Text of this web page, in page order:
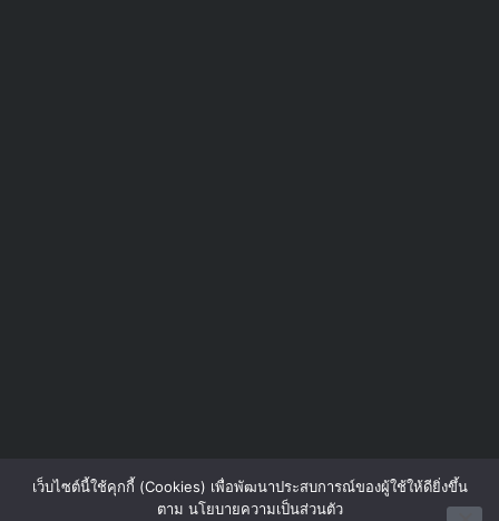
เว็บไซต์นี้ใช้คุกกี้ (Cookies) เพื่อพัฒนาประสบการณ์ของผู้ใช้ให้ดียิ่งขึ้น
ตาม นโยบายความเป็นส่วนตัว